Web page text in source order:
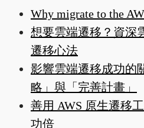
Why migrate to the
想要雲端遷移？資深
遷移心法
影響雲端遷移成功的
略」與「完善計畫」
善用 AWS 原生遷移
功倍